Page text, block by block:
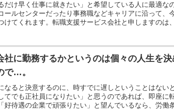
だけ早く仕事に就きたい」と希望している人に最適な
ールセンターだったり事務職などキャリアに沿って、
けてくれます。転職支援サービス会社と申しますのは
社に勤務するかというのは個々の人生を
で…。
なると決意するのに、時すでに遅しということはない
てでも正社員になりたい」と思うのであれば、即座に
好待遇の企業で頑張りたい」と望んでいるなら、労働